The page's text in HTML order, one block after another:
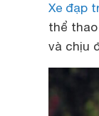
Xe đạp
thể
và chịu